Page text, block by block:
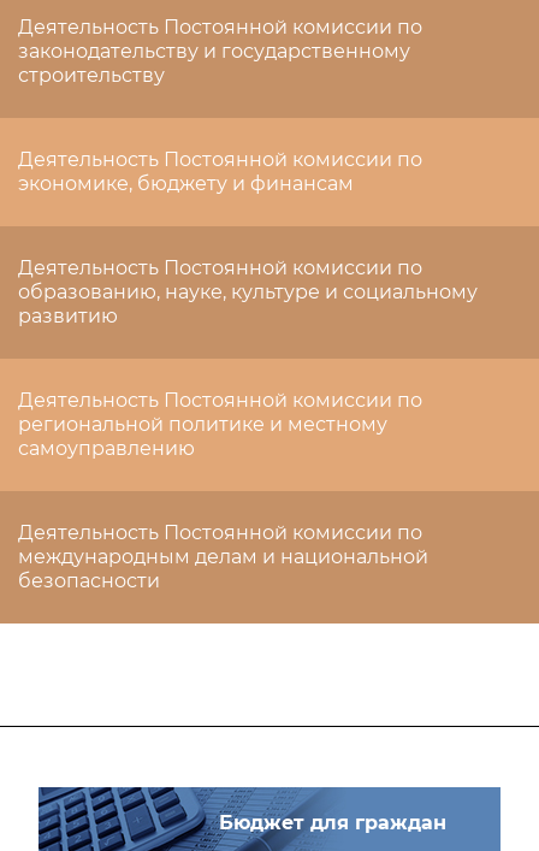
Деятельность Постоянной комиссии по
законодательству и государственному
строительству
Деятельность Постоянной комиссии по
экономике, бюджету и финансам
Деятельность Постоянной комиссии по
образованию, науке, культуре и социальному
развитию
Деятельность Постоянной комиссии по
региональной политике и местному
самоуправлению
Деятельность Постоянной комиссии по
международным делам и национальной
безопасности
Бюджет для граждан